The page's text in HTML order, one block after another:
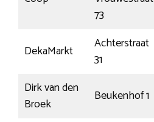
73
DekaMarkt
Achterstraat
31
Dirk van den
Broek
Beukenhof 1